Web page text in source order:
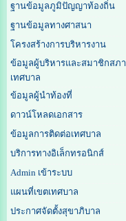
ฐานข้อมูลภูมิปัญญาท้องถิ่น
ฐานข้อมูลทางศาสนา
โครงสร้างการบริหารงาน
ข้อมูลผู้บริหารและสมาชิกสภา
เทศบาล
ข้อมูลผู้นำท้องที่
ดาวน์โหลดเอกสาร
ข้อมูลการติดต่อเทศบาล
บริการทางอิเล็กทรอนิกส์
Admin เข้าระบบ
แผนที่เขตเทศบาล
ประกาศจัดตั้งสุขาภิบาล